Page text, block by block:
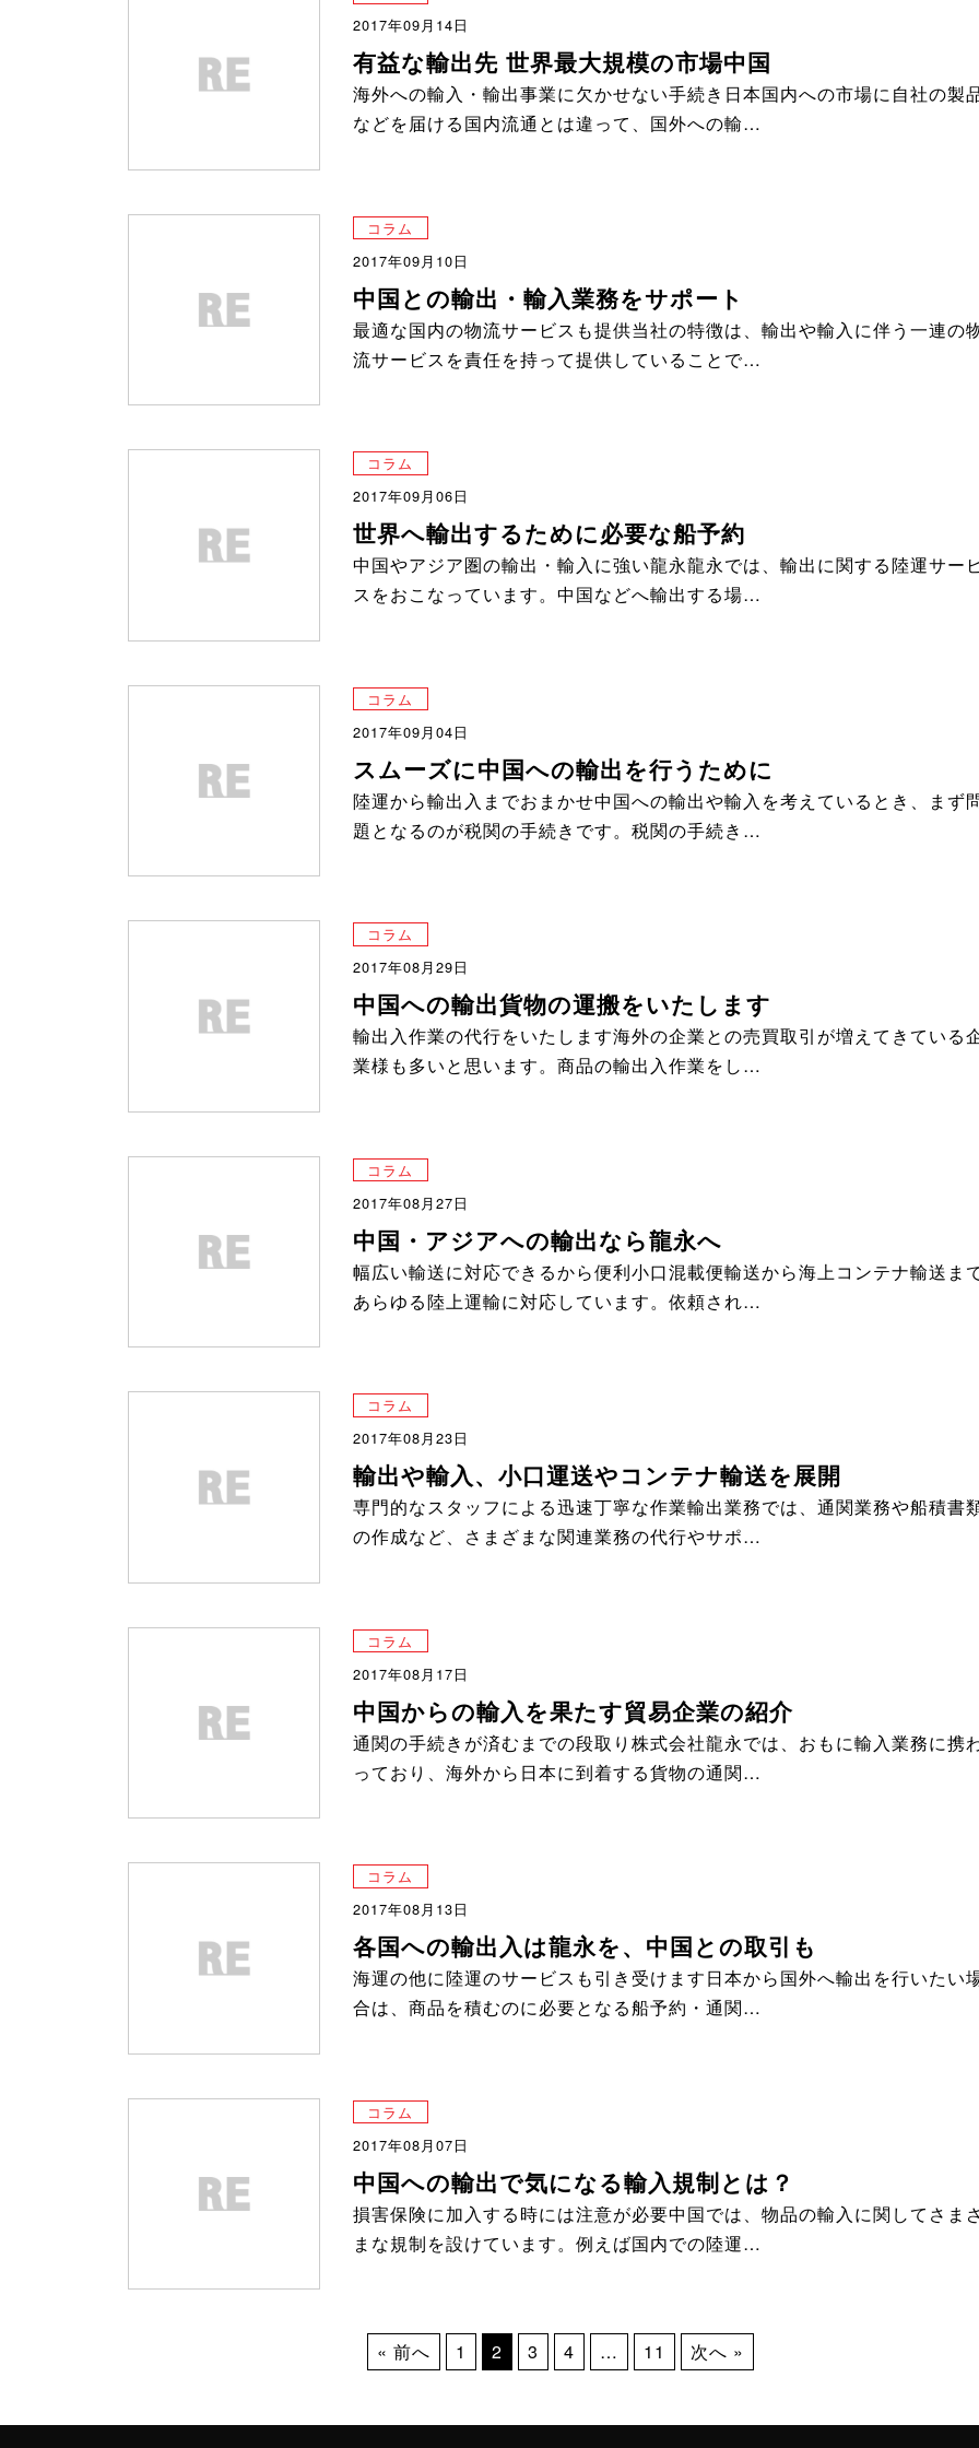
2017年09月14日
有益な輸出先 世界最大規模の市場中国
海外への輸入・輸出事業に欠かせない手続き日本国内への市場に自社の製
などを届ける国内流通とは違って、国外への輸…
コラム
2017年09月10日
中国との輸出・輸入業務をサポート
最適な国内の物流サービスも提供当社の特徴は、輸出や輸入に伴う一連の
流サービスを責任を持って提供していることで…
コラム
2017年09月06日
世界へ輸出するために必要な船予約
中国やアジア圏の輸出・輸入に強い龍永龍永では、輸出に関する陸運サー
スをおこなっています。中国などへ輸出する場…
コラム
2017年09月04日
スムーズに中国への輸出を行うために
陸運から輸出入までおまかせ中国への輸出や輸入を考えているとき、まず
題となるのが税関の手続きです。税関の手続き…
コラム
2017年08月29日
中国への輸出貨物の運搬をいたします
輸出入作業の代行をいたします海外の企業との売買取引が増えてきている
業様も多いと思います。商品の輸出入作業をし…
コラム
2017年08月27日
中国・アジアへの輸出なら龍永へ
幅広い輸送に対応できるから便利小口混載便輸送から海上コンテナ輸送ま
あらゆる陸上運輸に対応しています。依頼され…
コラム
2017年08月23日
輸出や輸入、小口運送やコンテナ輸送を展開
専門的なスタッフによる迅速丁寧な作業輸出業務では、通関業務や船積書
の作成など、さまざまな関連業務の代行やサポ…
コラム
2017年08月17日
中国からの輸入を果たす貿易企業の紹介
通関の手続きが済むまでの段取り株式会社龍永では、おもに輸入業務に携
っており、海外から日本に到着する貨物の通関…
コラム
2017年08月13日
各国への輸出入は龍永を、中国との取引も
海運の他に陸運のサービスも引き受けます日本から国外へ輸出を行いたい
合は、商品を積むのに必要となる船予約・通関…
コラム
2017年08月07日
中国への輸出で気になる輸入規制とは？
損害保険に加入する時には注意が必要中国では、物品の輸入に関してさま
まな規制を設けています。例えば国内での陸運…
« 前へ 1 2 3 4 … 11 次へ »